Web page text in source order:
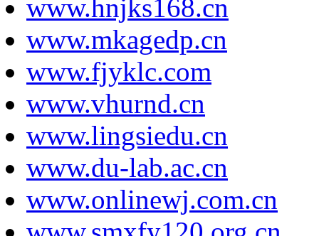
www.hnjks168.cn
www.mkagedp.cn
www.fjyklc.com
www.vhurnd.cn
www.lingsiedu.cn
www.du-lab.ac.cn
www.onlinewj.com.cn